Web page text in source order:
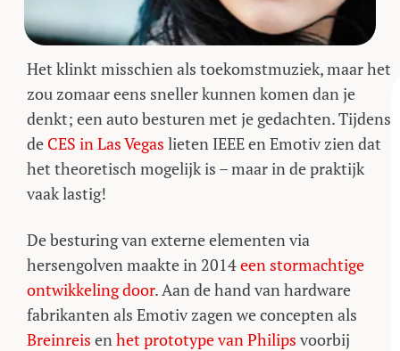
Het klinkt misschien als toekomstmuziek, maar het
zou zomaar eens sneller kunnen komen dan je
denkt; een auto besturen met je gedachten. Tijdens
de CES in Las Vegas lieten IEEE en Emotiv zien dat
het theoretisch mogelijk is – maar in de praktijk
vaak lastig!
De besturing van externe elementen via
hersengolven maakte in 2014een stormachtige
ontwikkeling door. Aan de hand van hardware
fabrikanten als Emotiv zagen we concepten als
Breinreis enhet prototype van Philips voorbij